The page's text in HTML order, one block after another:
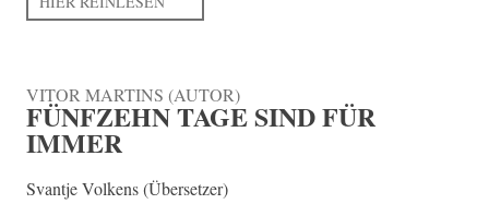
VITOR MARTINS (AUTOR)
FÜNFZEHN TAGE SIND FÜR
IMMER
Svantje Volkens (Übersetzer)